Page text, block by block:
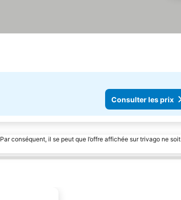
Consulter les prix
conséquent, il se peut que l’offre affichée sur trivago ne soit